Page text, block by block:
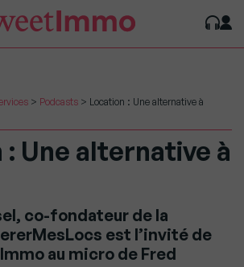
> Podcasts > Location : Une alternative à
Une alternative à
co-fondateur de la
est l’invité de
au micro de Fred